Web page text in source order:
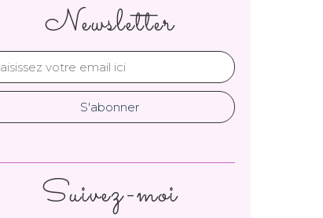
Newsletter
Suivez-moi